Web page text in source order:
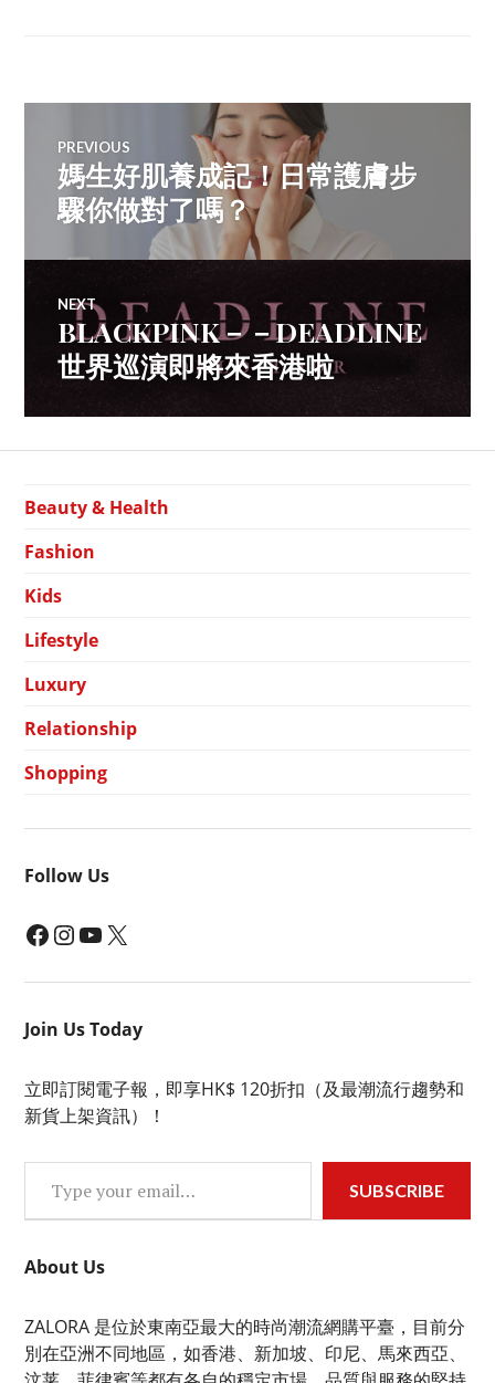
Post
navigation
PREVIOUS
Previous
post:
媽生好肌養成記！日常護膚步
驟你做對了嗎？
NEXT
Next
post:
BLACKPINK－－DEADLINE
世界巡演即將來香港啦
Beauty & Health
Fashion
Kids
Lifestyle
Luxury
Relationship
Shopping
Follow Us
Facebook InstagramYouTube X
Join Us Today
立即訂閱電子報，即享HK$ 120折扣（及最潮流行趨勢和
新貨上架資訊）！
Type your email…
SUBSCRIBE
About Us
ZALORA 是位於東南亞最大的時尚潮流網購平臺，目前分
別在亞洲不同地區，如香港、新加坡、印尼、馬來西亞、